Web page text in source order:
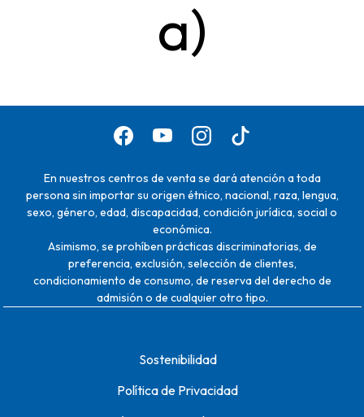
a)
En nuestros centros de venta se dará atención a toda
persona sin importar su origen étnico, nacional, raza, lengua,
sexo, género, edad, discapacidad, condición jurídica, social o
económica.
Asimismo, se prohíben prácticas discriminatorias, de
preferencia, exclusión, selección de clientes,
condicionamiento de consumo, de reserva del derecho de
admisión o de cualquier otro tipo.
Sostenibilidad
Política de Privacidad